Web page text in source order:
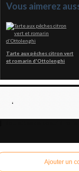
Vous aimerez
Tarte aux pêches citron vert
et romarin d'Ottolenghi
Ajouter un